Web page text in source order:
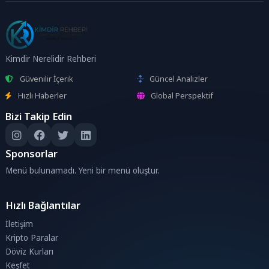
Kimdir Nerelidir Rehberi
Güvenilir İçerik
Güncel Analizler
Hızlı Haberler
Global Perspektif
Bizi Takip Edin
Sponsorlar
Menü bulunamadı. Yeni bir menü oluştur.
Hızlı Bağlantılar
İletişim
Kripto Paralar
Döviz Kurları
Keşfet